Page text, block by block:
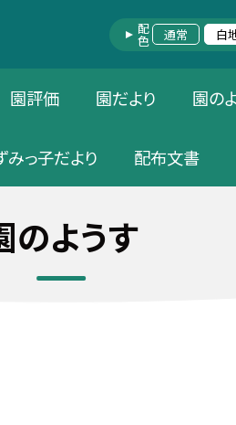
配色 通常 白
園評価 園だより 園の
みっ子だより 配布文書
のようす